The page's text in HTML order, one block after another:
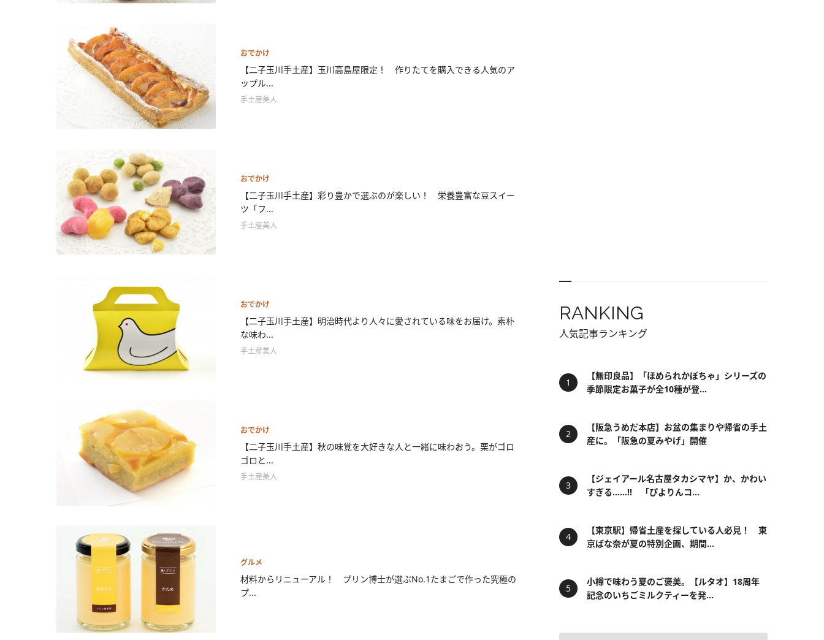
おでかけ
【二子玉川手土産】玉川高島屋限定！ 作りたてを購入できる人気のア
ップル...
手土産美人
おでかけ
【二子玉川手土産】彩り豊かで選ぶのが楽しい！ 栄養豊富な豆スイー
ツ「フ...
手土産美人
おでかけ
【二子玉川手土産】明治時代より人々に愛されている味をお届け。素朴
な味わ...
手土産美人
おでかけ
【二子玉川手土産】秋の味覚を大好きな人と一緒に味わおう。栗がゴロ
ゴロと...
手土産美人
グルメ
材料からリニューアル！ プリン博士が選ぶNo.1たまごで作った究極の
プ...
RANKING
人気記事ランキング
【無印良品】「ほめられかぼちゃ」シリーズの
季節限定お菓子が全10種が登...
【阪急うめだ本店】お盆の集まりや帰省の手土
産に。「阪急の夏みやげ」開催
【ジェイアール名古屋タカシマヤ】か、かわい
すぎる……!! 「ぴよりんコ...
【東京駅】帰省土産を探している人必見！ 東
京ばな奈が夏の特別企画、期間...
小樽で味わう夏のご褒美。【ルタオ】18周年
記念のいちごミルクティーを発...